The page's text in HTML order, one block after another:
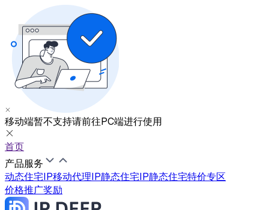
移动端暂不支持请前往PC端进行使用
首页
产品服务
动态住宅IP移动代理IP静态住宅IP静态住宅特价专区
价格推广奖励